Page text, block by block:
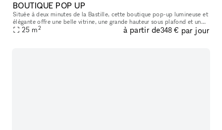
BOUTIQUE POP UP
Située à deux minutes de la Bastille, cette boutique pop-up lumineuse et
élégante offre une belle vitrine, une grande hauteur sous plafond et un
agencement idéal pour tous vos projets : showroom, exp
25 m2 à partir de348 € par jour